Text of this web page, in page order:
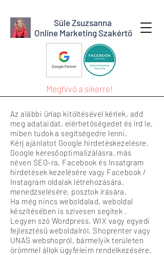
Süle Zsuzsanna
Online Marketing Szakértő
Meghívó a sikerre!
Az alábbi űrlap kitöltésével kérlek, add
meg adataidat, elérhetőségedet és írd le,
miben tudok a segítségedre lenni.
Kérj ajánlatot Google hirdetéskezelésre,
Google keresőoptimalizálásra, más
néven SEO-ra, Facebook és Insatgram
hirdetések kezelésére vagy Facebook /
Instagram oldalak létrehozására,
menedzselésére, posztok írására.
Ha még nincs weboldalad, weboldal
készítésében is szívesen segítek .
Legyen szó Wordpress, WIX vagy egyedi
fejlesztésű weboldalról, Shoprenter vagy
UNAS webshopról, bármelyik területen
örömmel állok ügyfeleim rendelkezésére.